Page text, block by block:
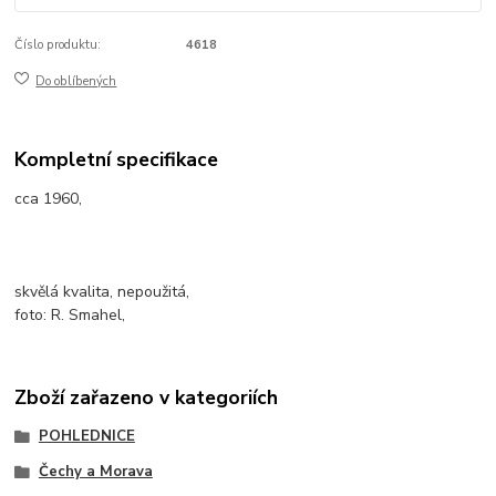
Číslo produktu: 4618
Do oblíbených
Kompletní specifikace
cca 1960,
skvělá kvalita, nepoužitá,
foto: R. Smahel,
Zboží zařazeno v kategoriích
POHLEDNICE
Čechy a Morava